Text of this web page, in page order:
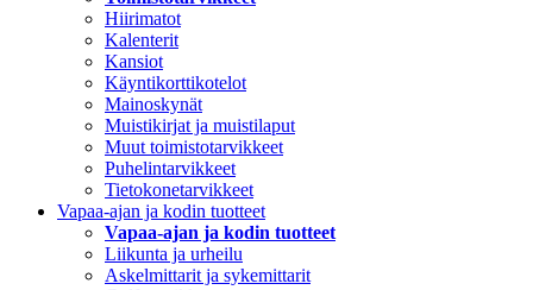
Hiirimatot
Kalenterit
Kansiot
Käyntikorttikotelot
Mainoskynät
Muistikirjat ja muistilaput
Muut toimistotarvikkeet
Puhelintarvikkeet
Tietokonetarvikkeet
Vapaa-ajan ja kodin tuotteet
Vapaa-ajan ja kodin tuotteet
Liikunta ja urheilu
Askelmittarit ja sykemittarit